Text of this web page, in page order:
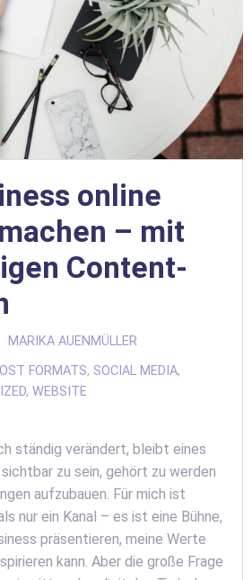
online
– mit
Content-
MARIKA AUENMÜLLER
FORMATS, SOCIAL MEDIA,
, WEBSITE
ständig verändert, bleibt eines
zu sein, gehört zu werden
aufzubauen. Für mich ist
nur ein Kanal – es ist eine Bühne,
präsentieren, meine Werte
kann. Aber die große Frage